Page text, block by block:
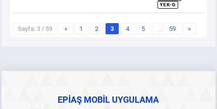
YEK-G
Sayfa: 3 / 59 « 1 2 3 4 5 … 59 »
EPİAŞ MOBİL UYGULAMA